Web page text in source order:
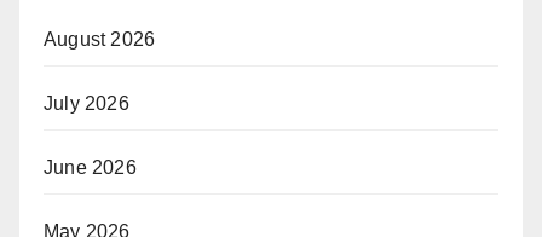
August 2026
July 2026
June 2026
May 2026